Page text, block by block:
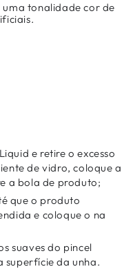
tonalidade cor de
e retire o excesso
de vidro, coloque a
a bola de produto;
que o produto
e coloque o na
suaves do pincel
da unha.